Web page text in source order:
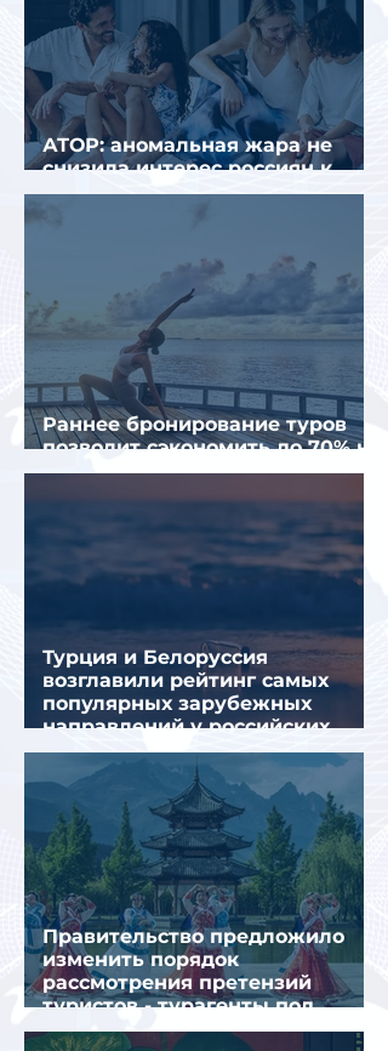
АТОР: аномальная жара не
снизила интерес россиян к
летнему отдыху в Европе
Раннее бронирование туров
позволит сэкономить до 70% на
летнем отдыхе — АТОР
Турция и Белоруссия
возглавили рейтинг самых
популярных зарубежных
направлений у российских
туристов летом
Правительство предложило
изменить порядок
рассмотрения претензий
туристов - турагенты под
ударом!